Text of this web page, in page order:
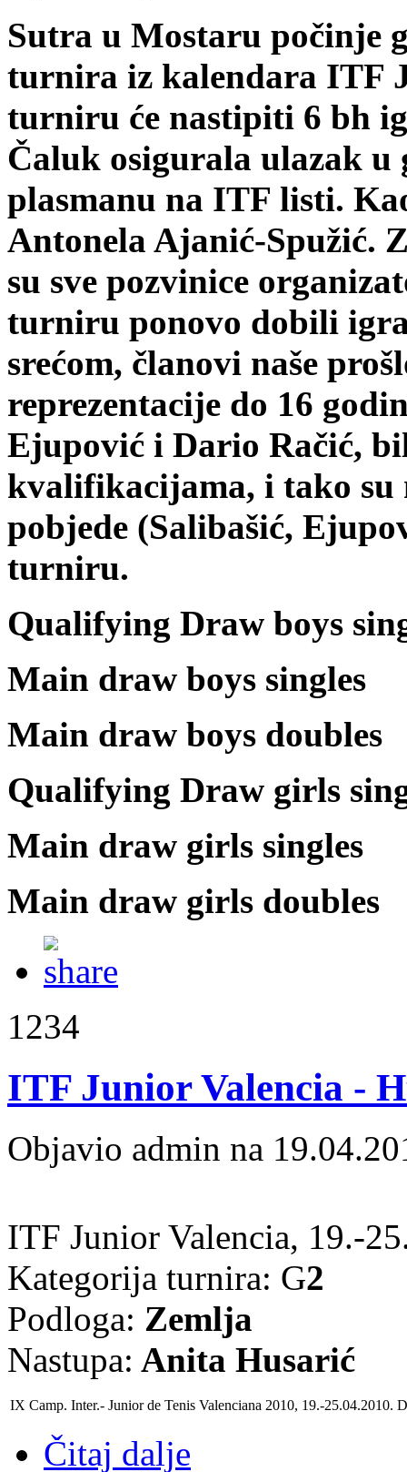
Sutra u Mostaru počinje
turnira iz kalendara ITF
turniru će nastipiti 6 bh
Čaluk osigurala ulazak u
plasmanu na ITF listi.
Antonela Ajanić-Spužić.
su sve pozvinice
turniru ponovo dobili
srećom, članovi naše
reprezentacije do 16
Ejupović i Dario Račić,
kvalifikacijama, i tako
pobjede (Salibašić,
turniru.
Qualifying Draw boys
Main draw boys singles
Main draw boys doubles
Qualifying Draw girls
Main draw girls singles
Main draw girls doubles
1234
ITF Junior Valencia -
Objavio admin na
ITF Junior Valencia, 19.-
Kategorija turnira: G2
Podloga: Zemlja
Nastupa: Anita Husarić
IX Camp. Inter.- Junior de Tenis Valenciana 2010, 19.-25.04.2010.
Čitaj dalje